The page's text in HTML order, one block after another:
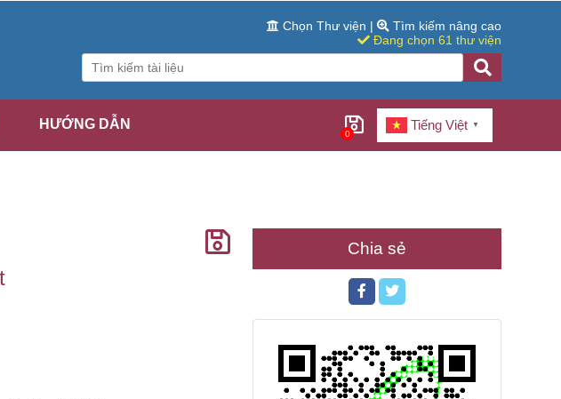
Chọn Thư viện |
Tìm kiếm nâng cao
Đang chọn 61 thư viện
HƯỚNG DẪN
0
Tiếng Việt ▼
Chia sẻ